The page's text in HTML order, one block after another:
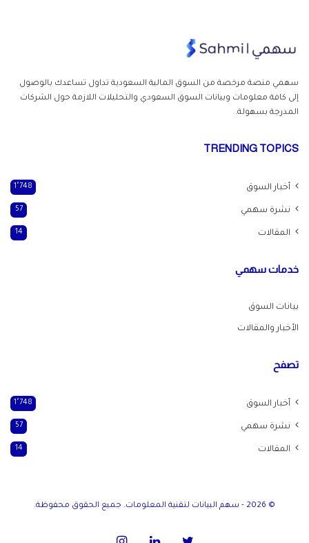
سهمي منصة مرخصة من السوق المالية السعودية تداول تساعدك بالوصول
إلى كافة معلومات وبيانات السوق السعودي والتحليلات اللازمة حول الشركات
المدرجة بسهولة.
TRENDING TOPICS
أخبار السوق 1٬748
نشرة سهمي 57
المقالات 14
خدمات سهمي
بيانات السوق
الأخبار والمقالات
تصفح
أخبار السوق 1٬748
نشرة سهمي 57
المقالات 14
© 2026 - سهم البيانات لتقنية المعلومات. جميع الحقوق محفوظة.